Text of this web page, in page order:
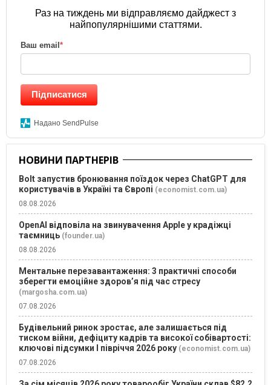
Раз на тиждень ми відправляємо дайджест з
найпопулярнішими статтями.
Ваш email *
Підписатися
Надано SendPulse
НОВИНИ ПАРТНЕРІВ
Bolt запустив бронювання поїздок через ChatGPT для
користувачів в Україні та Європі (economist.com.ua)
08.08.2026
OpenAI відповіла на звинувачення Apple у крадіжці
таємниць (founder.ua)
08.08.2026
Ментальне перезавантаження: 3 практичні способи
зберегти емоційне здоров’я під час стресу
(margosha.com.ua)
07.08.2026
Будівельний ринок зростає, але залишається під
тиском війни, дефіциту кадрів та високої собівартості:
ключові підсумки І півріччя 2026 року (economist.com.ua)
07.08.2026